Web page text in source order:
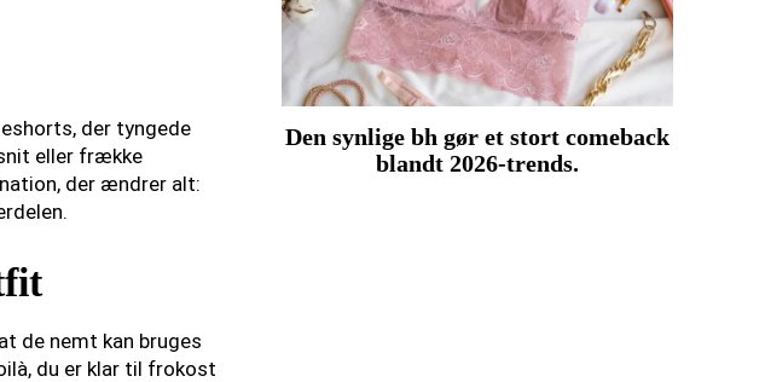
der tyngede
eller frække
der ændrer alt:
de nemt kan bruges
du er klar til frokost
Den synlige bh gør et stort comeback
blandt 2026-trends.